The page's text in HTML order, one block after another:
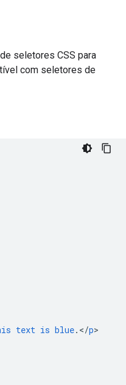
seletores CSS para
com seletores de
text is blue.</p